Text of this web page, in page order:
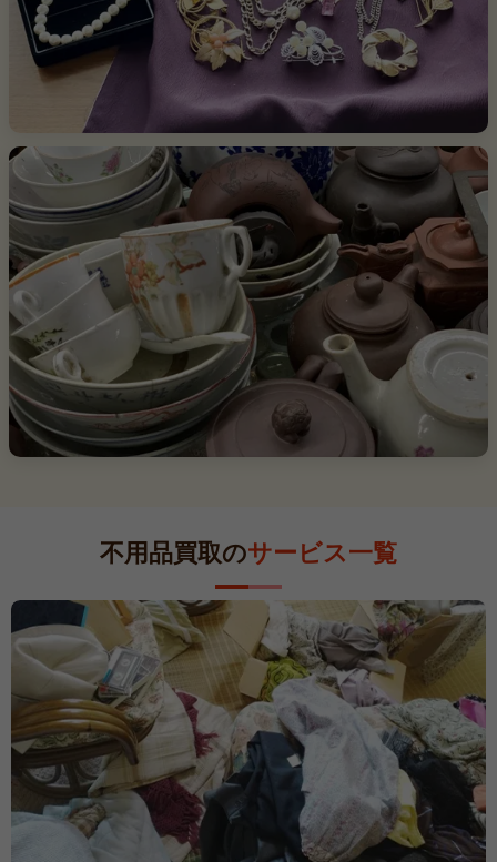
不用品買取のサービス一覧